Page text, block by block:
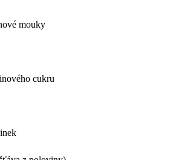
mouky
cukru